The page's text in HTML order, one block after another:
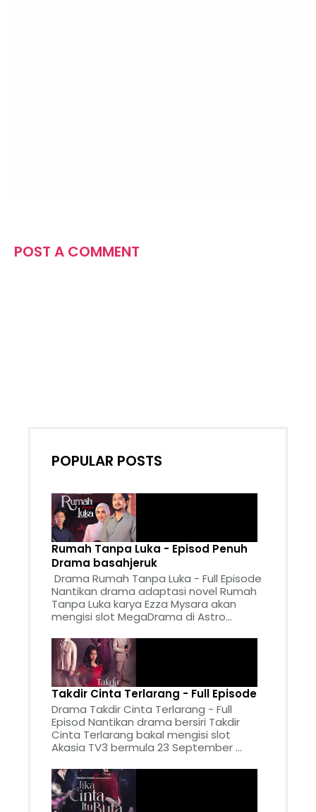
POST A COMMENT
POPULAR POSTS
Rumah Tanpa Luka - Episod Penuh
Drama basahjeruk
Drama Rumah Tanpa Luka - Full Episode
Nantikan drama adaptasi novel Rumah
Tanpa Luka karya Ezza Mysara akan
mengisi slot MegaDrama di Astro...
Takdir Cinta Terlarang - Full Episode
Drama Takdir Cinta Terlarang - Full
Episod Nantikan drama bersiri Takdir
Cinta Terlarang bakal mengisi slot
Akasia TV3 bermula 23 September ...